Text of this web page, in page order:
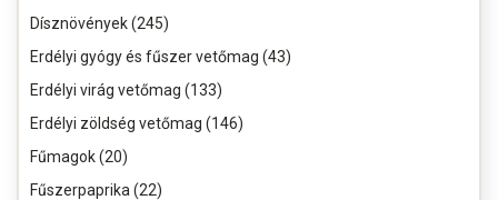
Dísznövények (245)
Erdélyi gyógy és fűszer vetőmag (43)
Erdélyi virág vetőmag (133)
Erdélyi zöldség vetőmag (146)
Fűmagok (20)
Fűszerpaprika (22)